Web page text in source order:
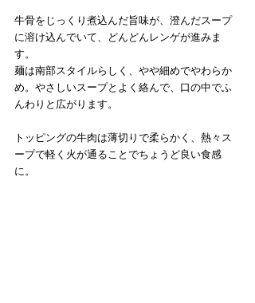
牛骨をじっくり煮込んだ旨味が、澄んだスープ
に溶け込んでいて、どんどんレンゲが進みま
す。
麺は南部スタイルらしく、やや細めでやわらか
め。やさしいスープとよく絡んで、口の中でふ
んわりと広がります。
トッピングの牛肉は薄切りで柔らかく、熱々ス
ープで軽く火が通ることでちょうど良い食感
に。